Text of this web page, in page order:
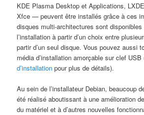
KDE Plasma Desktop et Applications,
Xfce — peuvent être installés grâce à ces
disques multi-architectures sont
l’installation à partir d’un choix entre
partir d’un seul disque. Vous pouvez aussi
média d’installation amorçable sur clef USB
d’installation pour plus de détails).
Au sein de l’installateur Debian, beaucoup
été réalisé aboutissant à une amélioration
du matériel et à d’autres nouvelles